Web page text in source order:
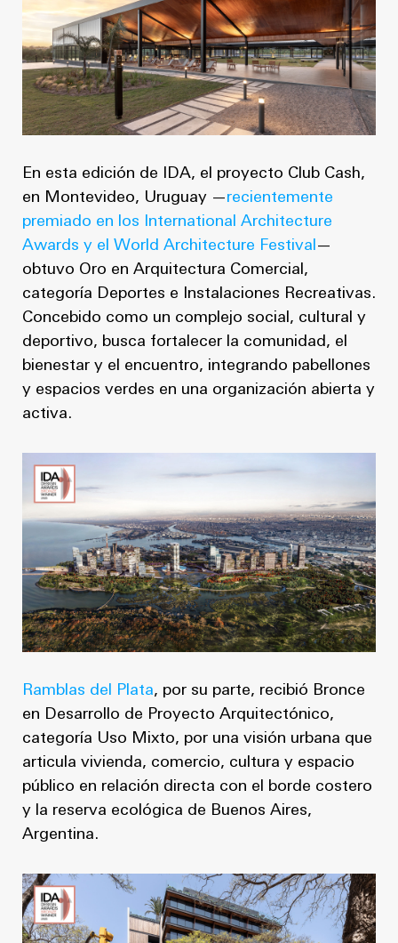
En esta edición de IDA, el proyecto Club Cash,
en Montevideo, Uruguay —recientemente
premiado en los International Architecture
Awards y el World Architecture Festival —
obtuvo Oro en Arquitectura Comercial,
categoría Deportes e Instalaciones Recreativas.
Concebido como un complejo social, cultural y
deportivo, busca fortalecer la comunidad, el
bienestar y el encuentro, integrando pabellones
y espacios verdes en una organización abierta y
activa.
Ramblas del Plata, por su parte, recibió Bronce
en Desarrollo de Proyecto Arquitectónico,
categoría Uso Mixto, por una visión urbana que
articula vivienda, comercio, cultura y espacio
público en relación directa con el borde costero
y la reserva ecológica de Buenos Aires,
Argentina.